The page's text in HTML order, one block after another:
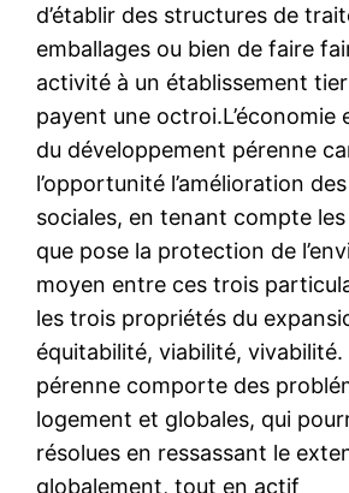
d’établir des structures de
emballages ou bien de faire
activité à un établissement
payent une octroi.L’économie
du développement pérenne
l’opportunité l’amélioration
sociales, en tenant compte
que pose la protection de
moyen entre ces trois
les trois propriétés du
équitabilité, viabilité,
pérenne comporte des
logement et globales, qui
résolues en ressassant le
globalement, tout en actif